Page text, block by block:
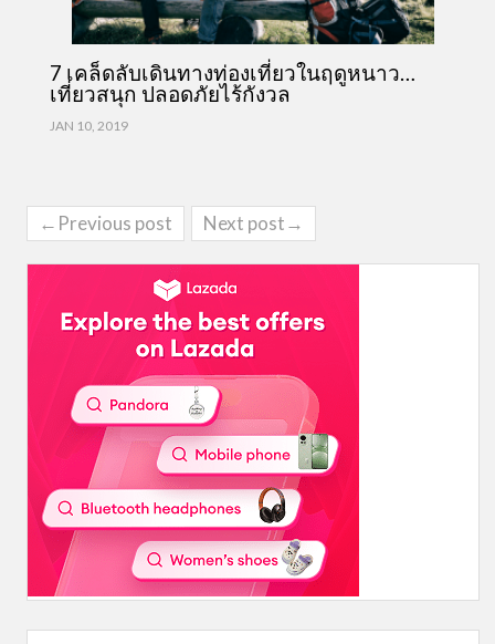
7 เคล็ดลับเดินทางท่องเที่ยวในฤดูหนาว…
เที่ยวสนุก ปลอดภัยไร้กังวล
JAN 10, 2019
←Previous post Next post→